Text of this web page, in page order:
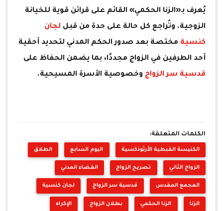
يُعرف بـ«الزنا الحكمي» القائم على قرائن قوية للخيانة
الزوجية. وتُراجع كل حالة على حدة من قبل لجان
كنسية مختصة بعد صدور الحكم المدني لتحديد أحقية
أحد الطرفين في الزواج مجددًا، بما يضمن الحفاظ على
قدسية سر الزواج وخصوصية الأسرة المسيحية.
الكلمات المتعلقة:
الكنيسة القبطية الأرثوذكسية اليوم السابع الطلاق
الزواج الثاني تصريح الزواج القضاء المدني
المجمع المقدس قدسية سر الزواج لجان كنسية
الزنا الزنا الحكمي بطلان الزواج الإكراه